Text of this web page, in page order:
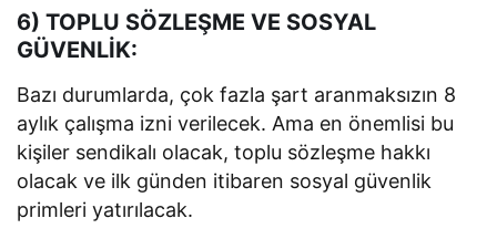
6) TOPLU SÖZLEŞME VE SOSYAL
GÜVENLİK:
Bazı durumlarda, çok fazla şart aranmaksızın 8
aylık çalışma izni verilecek. Ama en önemlisi bu
kişiler sendikalı olacak, toplu sözleşme hakkı
olacak ve ilk günden itibaren sosyal güvenlik
primleri yatırılacak.